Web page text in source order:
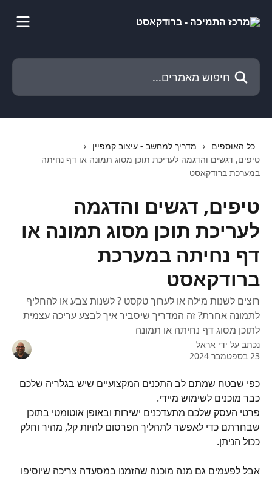
חיפוש מאמרים...
כל האוספים
מדריך למחשב - עיצוב קמפיין
טיפים, דגשים והדגמה לעריכת תוכן מסוג תמונה או דף נחיתה
במערכת ברודקאסט
טיפים, דגשים והדגמה
לעריכת תוכן מסוג תמונה או
דף נחיתה במערכת
ברודקאסט
רוצים לשנות מילה או לערוך טקסט ? לשנות צבע או להחליף
לתמונה אחרת? זה המדריך שיסביר איך לבצע עריכה עצמית
לתוכן מסוג דף נחיתה או תמונה
נכתב על ידי אראל
23 בספטמבר 2024
כפי שבטח שמתם לב התכנים המקצועיים שיש בגלריה שלכם
כבר מוכנים לשימוש מיידי.
פרטי העסק שלכם מתעדכנים ישירות ובאופן אוטומטי בתוכן
שבחרתם כדי לאפשר לתהליך הפרסום להיות קל, מהיר וחלק
ככול הניתן.
אבל לפעמים גם מנה מוכנה שהזמנו במסעדה צריכה שיוסיפו